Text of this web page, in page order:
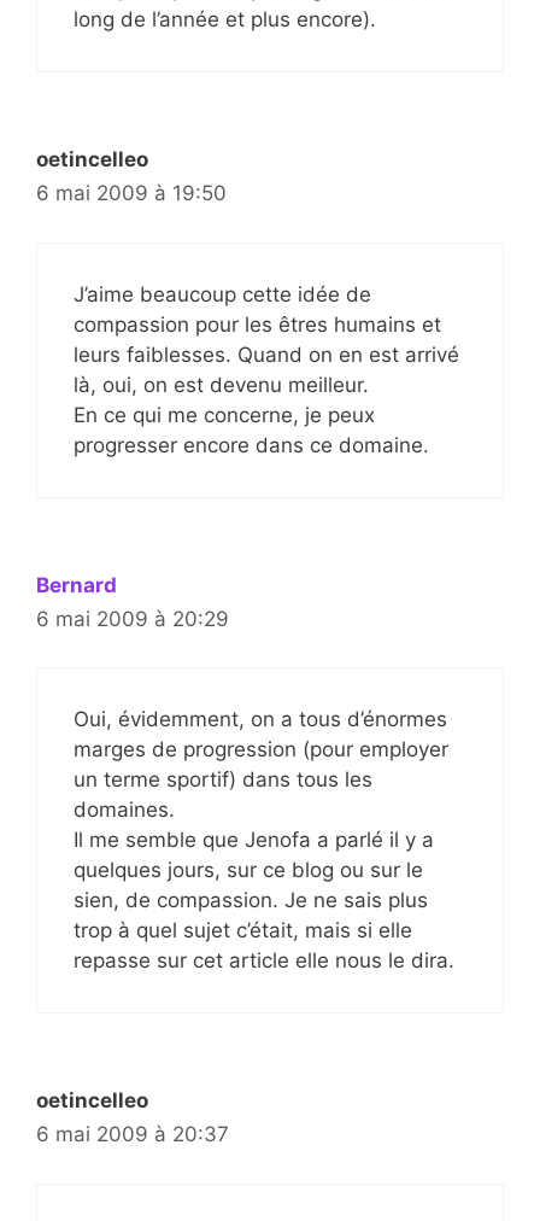
long de l’année et plus encore).
oetincelleo
6 mai 2009 à 19:50
J’aime beaucoup cette idée de
compassion pour les êtres humains et
leurs faiblesses. Quand on en est arrivé
là, oui, on est devenu meilleur.
En ce qui me concerne, je peux
progresser encore dans ce domaine.
Bernard
6 mai 2009 à 20:29
Oui, évidemment, on a tous d’énormes
marges de progression (pour employer
un terme sportif) dans tous les
domaines.
Il me semble que Jenofa a parlé il y a
quelques jours, sur ce blog ou sur le
sien, de compassion. Je ne sais plus
trop à quel sujet c’était, mais si elle
repasse sur cet article elle nous le dira.
oetincelleo
6 mai 2009 à 20:37